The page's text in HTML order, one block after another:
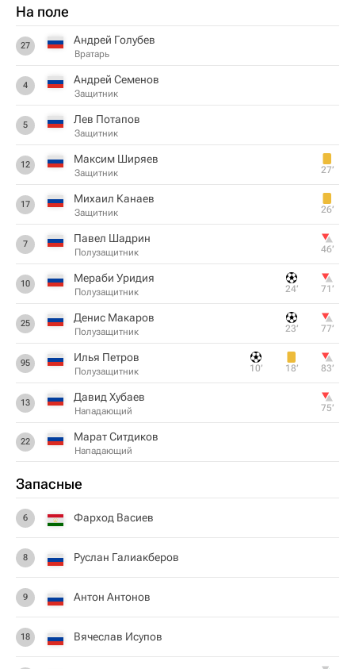
На поле
27 Андрей Голубев
Вратарь
4 Андрей Семенов
Защитник
5 Лев Потапов
Защитник
12 Максим Ширяев
Защитник 27‎’‎
17 Михаил Канаев
Защитник 26‎’‎
7 Павел Шадрин
Полузащитник 46‎’‎
10 Мераби Уридия
Полузащитник 24‎’‎ 71‎’‎
25 Денис Макаров
Полузащитник 23‎’‎ 77‎’‎
95 Илья Петров
Полузащитник 10‎’‎ 18‎’‎ 83‎’‎
13 Давид Хубаев
Нападающий 75‎’‎
22 Марат Ситдиков
Нападающий
Запасные
6 Фарход Васиев
8 Руслан Галиакберов
9 Антон Антонов
18 Вячеслав Исупов